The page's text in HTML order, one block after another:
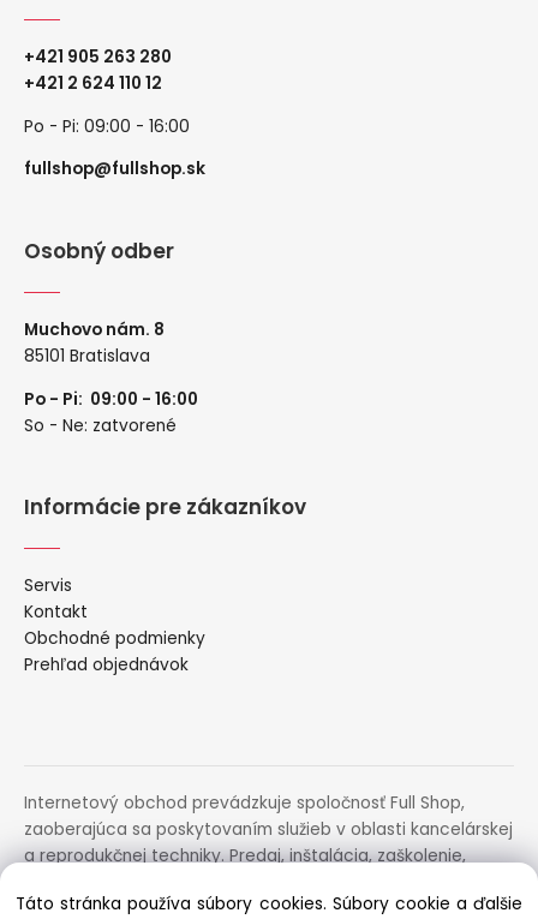
+421 905 263 280
+421 2 624 110 12
Po - Pi: 09:00 - 16:00
fullshop@fullshop.sk
Osobný odber
Muchovo nám. 8
85101 Bratislava
Po - Pi: 09:00 - 16:00
So - Ne: zatvorené
Informácie pre zákazníkov
Servis
Kontakt
Obchodné podmienky
Prehľad objednávok
Internetový obchod prevádzkuje spoločnosť Full Shop,
zaoberajúca sa poskytovaním služieb v oblasti kancelárskej
a reprodukčnej techniky. Predaj, inštalácia, zaškolenie,
zariadení.
Táto stránka používa súbory cookies. Súbory cookie a ďalšie